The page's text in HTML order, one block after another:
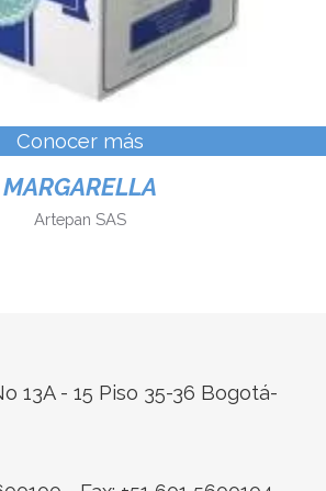
+51 601 5600104
8:30 a.m. - 5:30 p.m.